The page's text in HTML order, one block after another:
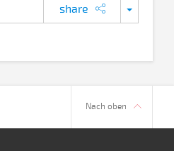
share
Nach oben